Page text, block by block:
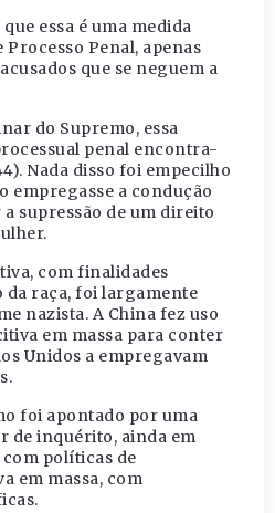
essa é uma medida
Penal, apenas
que se neguem a
do Supremo, essa
penal encontra-
Nada disso foi empecilho
empregasse a condução
supressão de um direito
com finalidades
da raça, foi largamente
nazista. A China fez uso
em massa para conter
Unidos a empregavam
foi apontado por uma
de inquérito, ainda em
com políticas de
em massa, com